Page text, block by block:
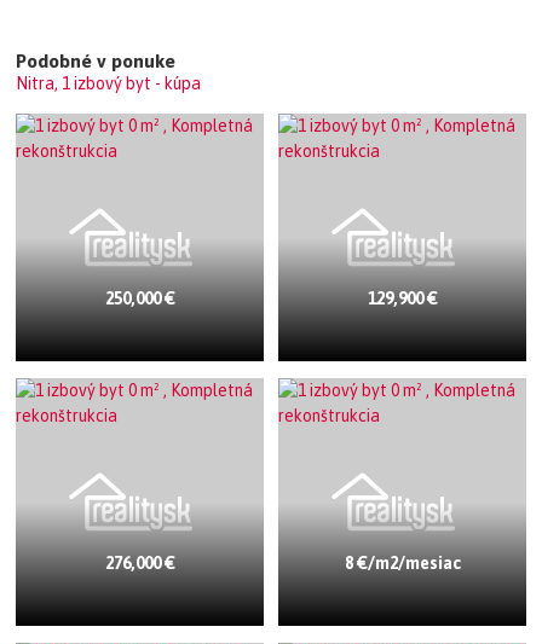
Podobné v ponuke
Nitra, 1 izbový byt - kúpa
250,000 € 129,900 €
276,000 € 8 €/m2/mesiac